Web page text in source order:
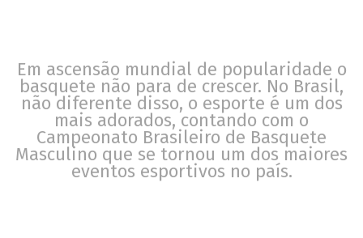
Em ascensão mundial de popularidade o
basquete não para de crescer. No Brasil,
não diferente disso, o esporte é um dos
mais adorados, contando com o
Campeonato Brasileiro de Basquete
Masculino que se tornou um dos maiores
eventos esportivos no país.